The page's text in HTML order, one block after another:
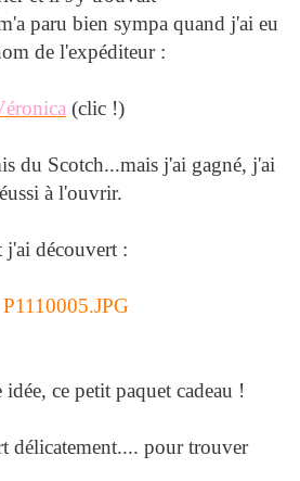
paru bien sympa quand j'ai eu
de l'expéditeur :
(clic !)
du Scotch...mais j'ai gagné, j'ai
à l'ouvrir.
j'ai découvert :
ce petit paquet cadeau !
délicatement.... pour trouver